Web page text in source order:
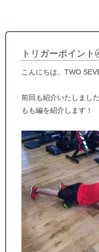
トリガーポイン
こんにちは、TWO
前回も紹介いたしまし
もも編を紹介します！